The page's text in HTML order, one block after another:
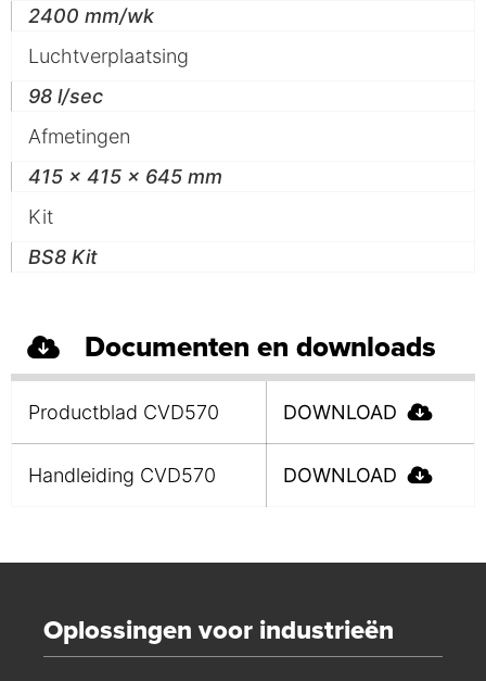
2400 mm/wk
Luchtverplaatsing
98 l/sec
Afmetingen
415 x 415 x 645 mm
Kit
BS8 Kit
Documenten en downloads
Productblad CVD570 DOWNLOAD
Handleiding CVD570 DOWNLOAD
Oplossingen voor industrieën